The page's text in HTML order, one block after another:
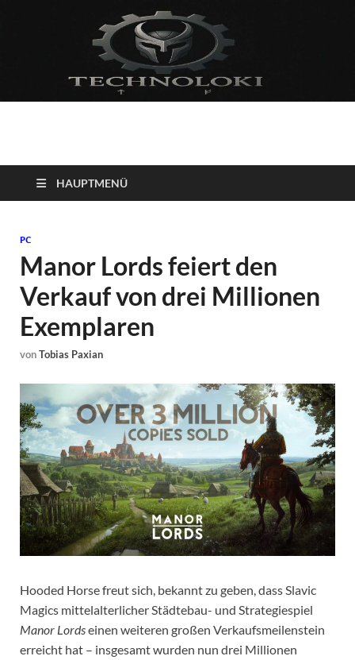
Technoloki: Gaming
und Entertainment
Blockbuster, Indie-Perlen und Retro-Klassiker.
HAUPTMENÜ
PC
Manor Lords feiert den
Verkauf von drei Millionen
Exemplaren
vonTobias Paxian
Hooded Horse freut sich, bekannt zu geben, dass Slavic
Magics mittelalterlicher Städtebau- und Strategiespiel
Manor Lordseinen weiteren großen Verkaufsmeilenstein
erreicht hat – insgesamt wurden nun drei Millionen